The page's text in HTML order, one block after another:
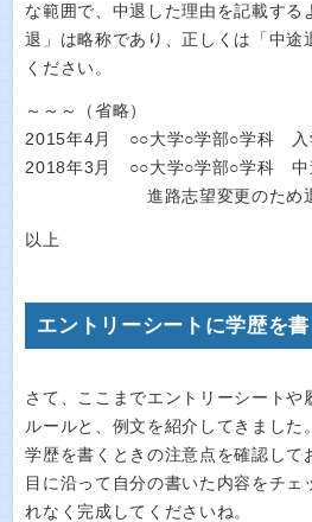
な範囲で、中退した理由を記載する
退」は略称であり、正しくは「中途
ください。
～～～（省略）
2015年4月 ○○大学○学部○学科 入
2018年3月 ○○大学○学部○学科 中
進路志望変更のため
以上
エントリーシートに学歴を
さて、ここまでエントリーシートや
ルールと、例文を紹介してきました
学歴を書くときの注意点を確認して
目に沿って自分の書いた内容をチェ
れなく完成してくださいね。